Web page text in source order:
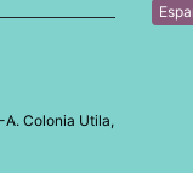
A. Colonia Utila,